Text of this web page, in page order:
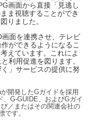
画面から直接「見逃し
ま視聴することができ
りました。
面を連携させ、テレビ
ができるようになるこ
えています。これによ
利用促進を図ります。
」サービスの提供に努
開発したGガイドを採用
、G-GUIDE、およびGガイ
／またはその関連会社の
です。